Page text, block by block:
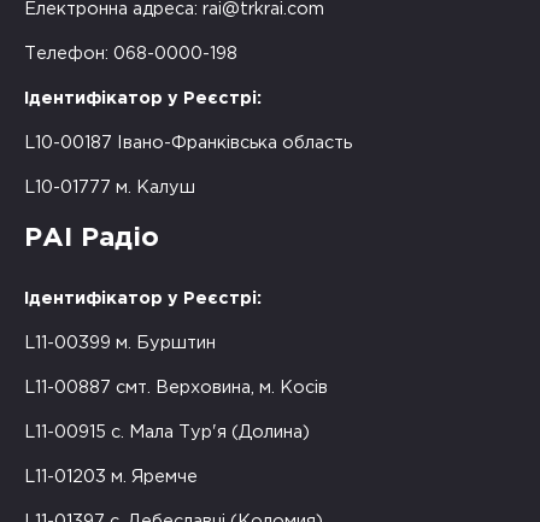
Електронна адреса: rai@trkrai.com
Телефон: 068-0000-198
Ідентифікатор у Реєстрі:
L10-00187 Івано-Франківська область
L10-01777 м. Калуш
РАІ Радіо
Ідентифікатор у Реєстрі:
L11-00399 м. Бурштин
L11-00887 смт. Верховина, м. Косів
L11-00915 с. Мала Тур'я (Долина)
L11-01203 м. Яремче